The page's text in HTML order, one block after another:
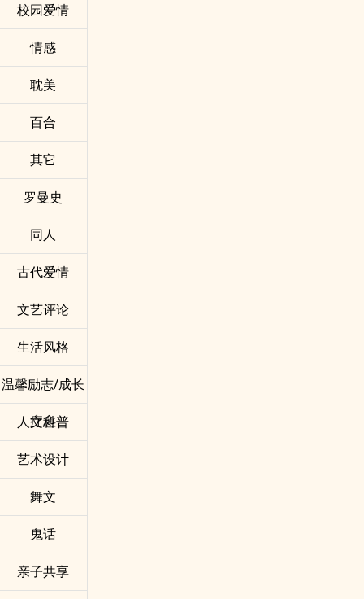
校园爱情
情感
耽美
百合
其它
罗曼史
同人
古代爱情
文艺评论
生活风格
温馨励志/成长
疗愈
人文科普
艺术设计
舞文
鬼话
亲子共享